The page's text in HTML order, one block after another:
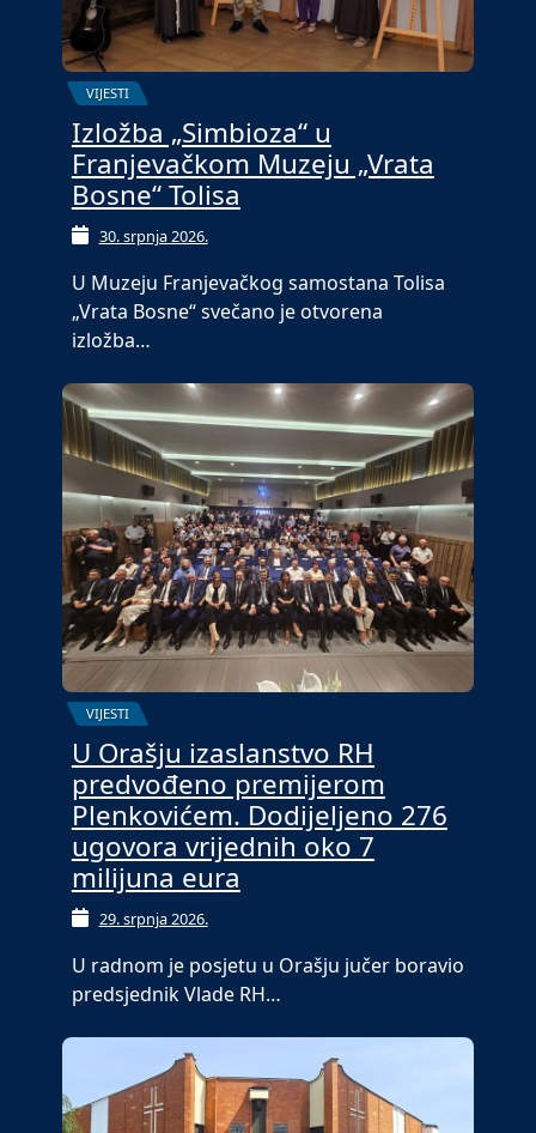
VIJESTI
Izložba „Simbioza“ u
Franjevačkom Muzeju „Vrata
Bosne“ Tolisa
30. srpnja 2026.
U Muzeju Franjevačkog samostana Tolisa
„Vrata Bosne“ svečano je otvorena
izložba…
VIJESTI
U Orašju izaslanstvo RH
predvođeno premijerom
Plenkovićem. Dodijeljeno 276
ugovora vrijednih oko 7
milijuna eura
29. srpnja 2026.
U radnom je posjetu u Orašju jučer boravio
predsjednik Vlade RH…